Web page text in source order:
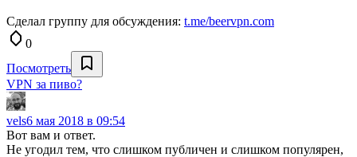
Сделал группу для обсуждения: t.me/beervpn.com
0
Посмотреть
VPN за пиво?
vels6 мая 2018 в 09:54
Вот вам и ответ.
Не угодил тем, что слишком публичен и слишком популярен,